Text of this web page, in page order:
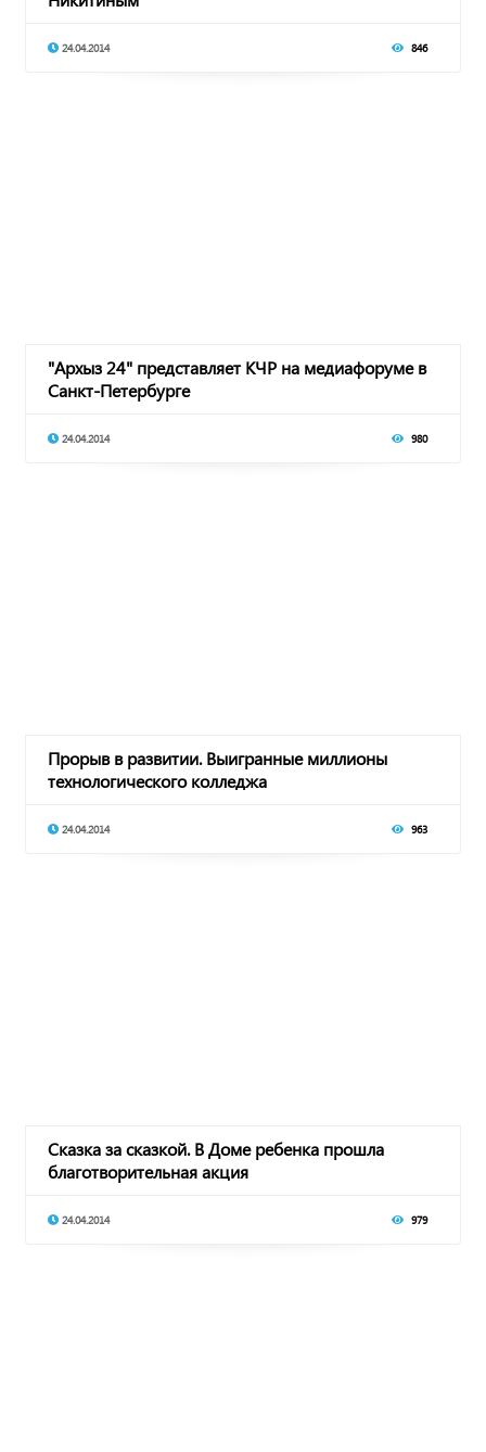
24.04.2014 846
"Архыз 24" представляет КЧР на медиафоруме в
Санкт-Петербурге
24.04.2014 980
Прорыв в развитии. Выигранные миллионы
технологического колледжа
24.04.2014 963
Сказка за сказкой. В Доме ребенка прошла
благотворительная акция
24.04.2014 979